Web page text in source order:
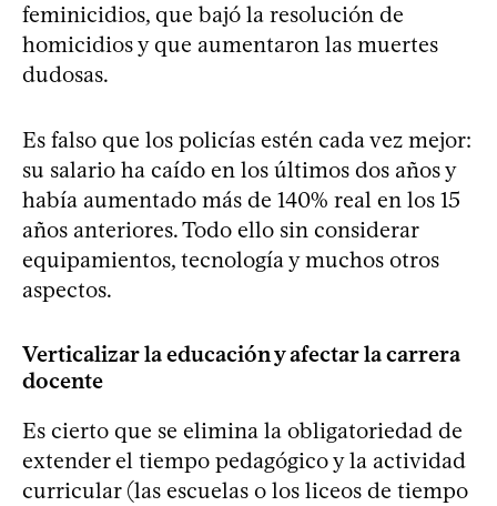
feminicidios, que bajó la resolución de
homicidios y que aumentaron las muertes
dudosas.
Es falso que los policías estén cada vez mejor:
su salario ha caído en los últimos dos años y
había aumentado más de 140% real en los 15
años anteriores. Todo ello sin considerar
equipamientos, tecnología y muchos otros
aspectos.
Verticalizar la educación y afectar la carrera
docente
Es cierto que se elimina la obligatoriedad de
extender el tiempo pedagógico y la actividad
curricular (las escuelas o los liceos de tiempo